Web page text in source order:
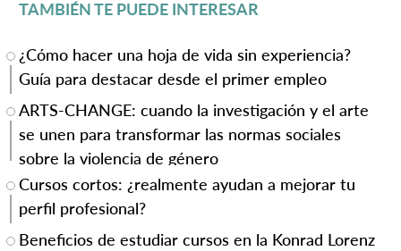
TAMBIÉN TE PUEDE INTERESAR
¿Cómo hacer una hoja de vida sin experiencia?
Guía para destacar desde el primer empleo
ARTS-CHANGE: cuando la investigación y el arte
se unen para transformar las normas sociales
sobre la violencia de género
Cursos cortos: ¿realmente ayudan a mejorar tu
perfil profesional?
Beneficios de estudiar cursos en la Konrad Lorenz